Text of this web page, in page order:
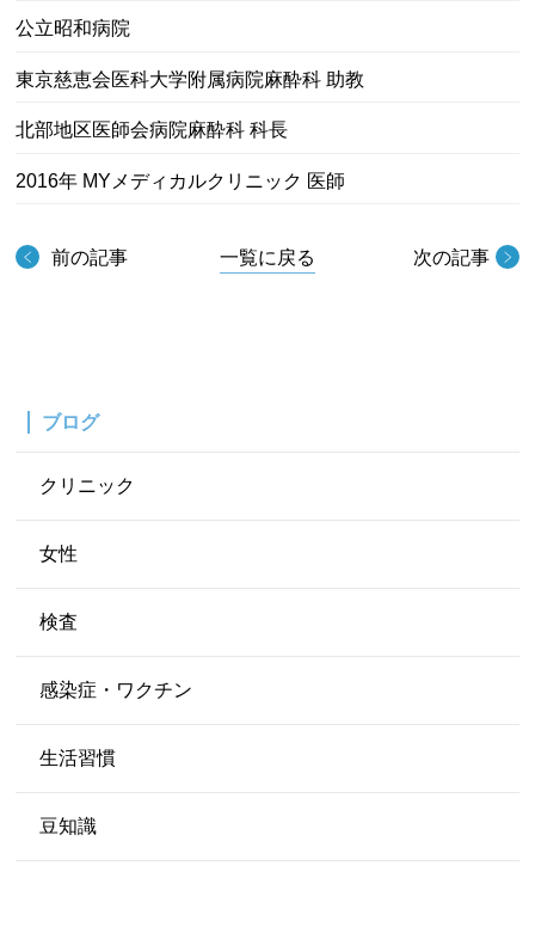
公立昭和病院
東京慈恵会医科大学附属病院麻酔科 助教
北部地区医師会病院麻酔科 科長
2016年 MYメディカルクリニック 医師
前の記事 一覧に戻る 次の記事
ブログ
クリニック
女性
検査
感染症・ワクチン
生活習慣
豆知識